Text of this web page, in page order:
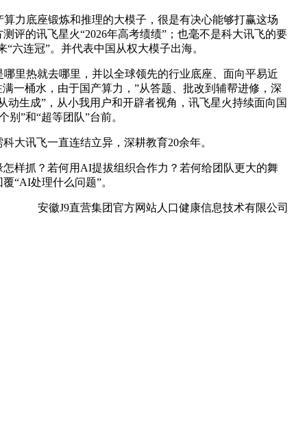
力底座锻炼和推理的大模子，很是有决心能够打赢这场
评的讯飞星火“2026年高考绩绩”；也毫不是科大讯飞的要
六连冠”。并代表中国从权大模子出海。
里热就去哪里，并以全球领先的行业底座、面向平易近
一桶水，由于国产算力，”从答题、批改到辅帮进修，深
生成”，从小我用户和开辟者视角，讯飞星火持续面向国
”和“超等团队”台前。
讯飞一直连结立异，深耕教育20余年。
样抓？若何用AI提拔组织合作力？若何给团队更大的舞
“AI处理什么问题”。
安徽J9直营集团官方网站人口健康信息技术有限公司